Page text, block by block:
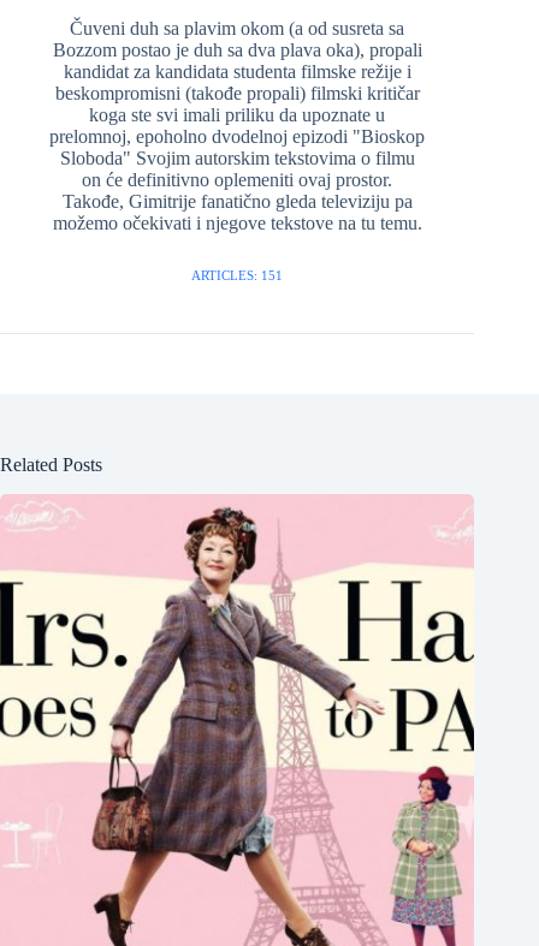
Čuveni duh sa plavim okom (a od susreta sa
Bozzom postao je duh sa dva plava oka), propali
kandidat za kandidata studenta filmske režije i
beskompromisni (takođe propali) filmski kritičar
koga ste svi imali priliku da upoznate u
prelomnoj, epoholno dvodelnoj epizodi "Bioskop
Sloboda" Svojim autorskim tekstovima o filmu
on će definitivno oplemeniti ovaj prostor.
Takođe, Gimitrije fanatično gleda televiziju pa
možemo očekivati i njegove tekstove na tu temu.
ARTICLES: 151
Related Posts